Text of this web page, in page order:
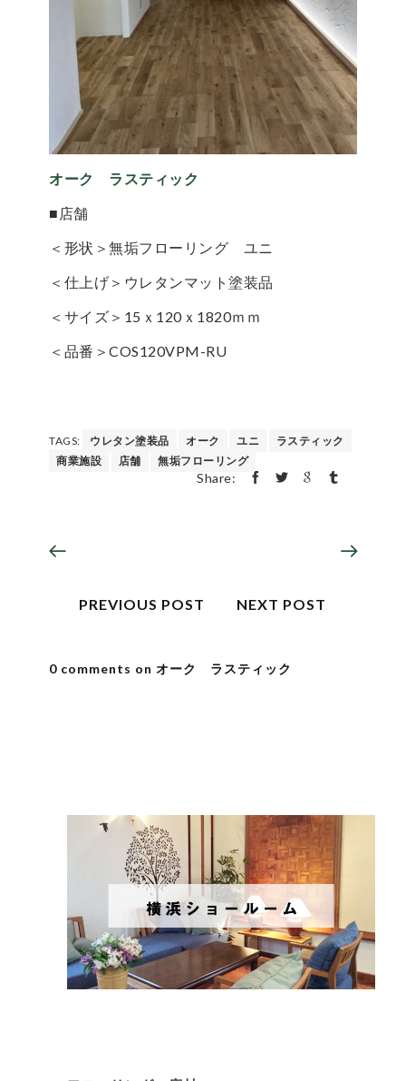
オーク ラスティック
■店舗
＜形状＞無垢フローリング ユニ
＜仕上げ＞ウレタンマット塗装品
＜サイズ＞15ｘ120ｘ1820ｍｍ
＜品番＞COS120VPM-RU
TAGS: ウレタン塗装品 オーク ユニ
ラスティック
商業施設
店舗 無垢フローリング
Share:
PREVIOUS POST NEXT POST
0 comments on オーク ラスティック